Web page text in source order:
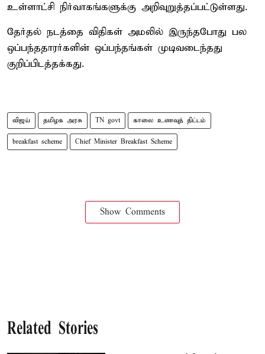
உள்ளாட்சி நிர்வாகங்களுக்கு அறிவுறுத்தப்பட்டுள்ளது.
தேர்தல் நடத்தை விதிகள் அமலில் இருந்தபோது பல
ஒப்பந்ததாரர்களின் ஒப்பந்தங்கள் முடிவடைந்தது
குறிப்பிடத்தக்கது.
விஜய் தமிழக அரசு TN govt காலை உணவுத் திட்டம்
breakfast scheme Chief Minister Breakfast Scheme
Show Comments
Related Stories